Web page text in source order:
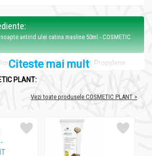
antirid ulei catina masline 50ml - COSMETIC
Lanolin, Stearic acid, Propylene
myristate, Triethanolamine, Persea
Rhamnoides fruit extract, Panthenol,
acetate, Dimethicone, Ceteareth
methylpropional, Alpha-isomethyl
Hexyl cinnamal, Hydroxyisohexyl 3-
Linalool, Parfum.
Citeste mai mult
PLANT:
Vezi toate produsele COSMETIC PLANT >